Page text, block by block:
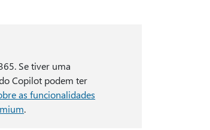
Se tiver uma
Copilot podem ter
as funcionalidades
.